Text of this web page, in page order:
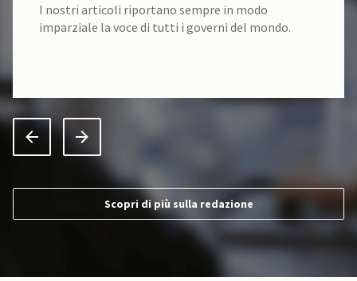
I nostri articoli riportano sempre in modo
imparziale la voce di tutti i governi del mondo.
Scopri di più sulla redazione